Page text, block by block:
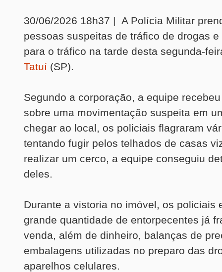
30/06/2026 18h37 | A Polícia Militar
pessoas suspeitas de tráfico de drogas
para o tráfico na tarde desta segunda-
Tatuí (SP).
Segundo a corporação, a equipe
sobre uma movimentação suspeita em
chegar ao local, os policiais flagraram
tentando fugir pelos telhados de casas
realizar um cerco, a equipe conseguiu
deles.
Durante a vistoria no imóvel, os policiais
grande quantidade de entorpecentes já
venda, além de dinheiro, balanças de
embalagens utilizadas no preparo das
aparelhos celulares.